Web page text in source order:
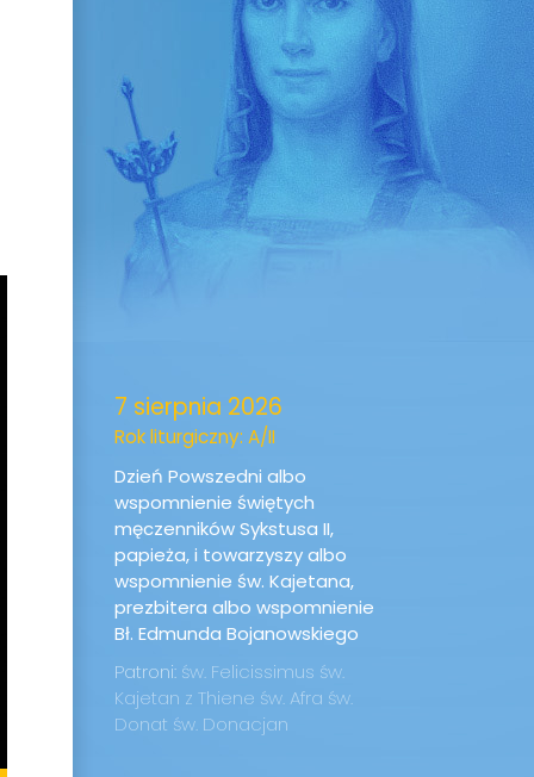
7 sierpnia 2026
Rok liturgiczny: A/II
Dzień Powszedni albo
wspomnienie świętych
męczenników Sykstusa II,
papieża, i towarzyszy albo
wspomnienie św. Kajetana,
prezbitera albo wspomnienie
Bł. Edmunda Bojanowskiego
Patroni: św. Felicissimus św.
Kajetan z Thiene św. Afra św.
Donat św. Donacjan